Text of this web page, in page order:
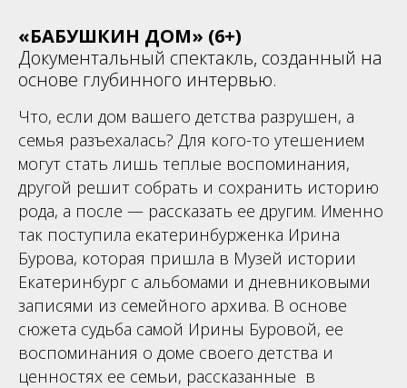
«БАБУШКИН ДОМ» (6+)
Документальный спектакль, созданный на
основе глубинного интервью.
Что, если дом вашего детства разрушен, а
семья разъехалась? Для кого-то утешением
могут стать лишь теплые воспоминания,
другой решит собрать и сохранить историю
рода, а после — рассказать ее другим. Именно
так поступила екатеринбурженка Ирина
Бурова, которая пришла в Музей истории
Екатеринбург с альбомами и дневниковыми
записями из семейного архива. В основе
сюжета судьба самой Ирины Буровой, ее
воспоминания о доме своего детства и
ценностях ее семьи, рассказанные в